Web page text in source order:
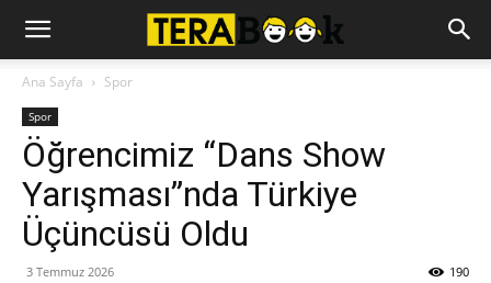
Ana Sayfa Spor
Spor
Öğrencimiz “Dans Show
Yarışması”nda Türkiye
Üçüncüsü Oldu
3 Temmuz 2026 190